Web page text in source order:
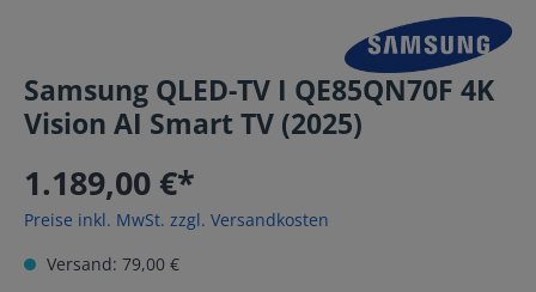
Samsung QLED-TV I QE85QN70F 4K
Vision AI Smart TV (2025)
1.189,00 €*
Preise inkl. MwSt. zzgl. Versandkosten
Versand: 79,00 €